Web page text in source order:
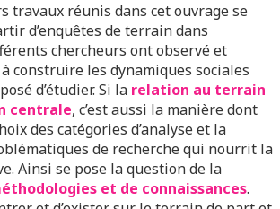
travaux réunis dans cet ouvrage se
d’enquêtes de terrain dans
chercheurs ont observé et
construire les dynamiques sociales
d’étudier. Si la relation au terrain
centrale, c’est aussi la manière dont
des catégories d’analyse et la
de recherche qui nourrit la
Ainsi se pose la question de la
et de connaissances.